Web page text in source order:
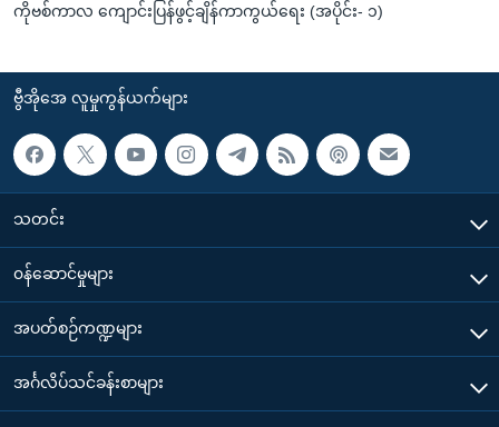
ကိုဗစ်ကာလ ကျောင်းပြန်ဖွင့်ချိန်ကာကွယ်ရေး (အပိုင်း- ၁)
ဗွီအိုအေ လူမှုကွန်ယက်များ
သတင်း
၀န်ဆောင်မှုများ
အပတ်စဉ်ကဏ္ဍများ
အင်္ဂလိပ်သင်ခန်းစာများ